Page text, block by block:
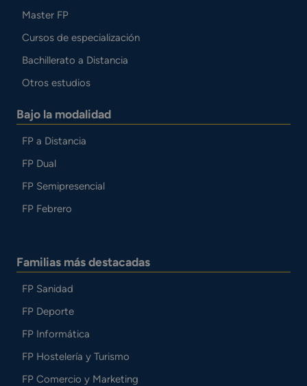
Master FP
Cursos de especialización
Bachillerato a Distancia
Otros estudios
Bajo la modalidad
FP a Distancia
FP Dual
FP Semipresencial
FP Febrero
Familias más destacadas
FP Sanidad
FP Deporte
FP Informática
FP Hostelería y Turismo
FP Comercio y Marketing